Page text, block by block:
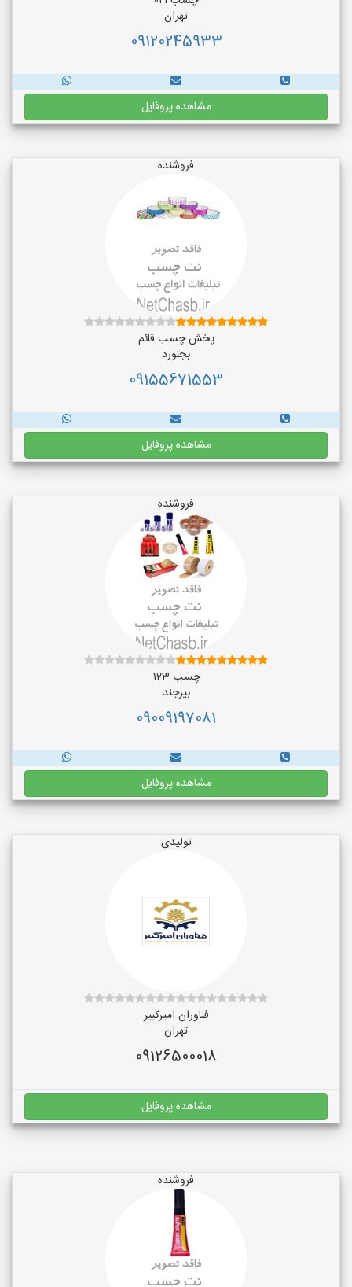
تهران
09120245933
مشاهده پروفایل
فروشنده
پخش چسب قائم
بجنورد
09155671553
مشاهده پروفایل
فروشنده
چسب 123
بیرجند
09009197081
مشاهده پروفایل
تولیدی
فناوران امیرکبیر
تهران
09126500018
مشاهده پروفایل
فروشنده